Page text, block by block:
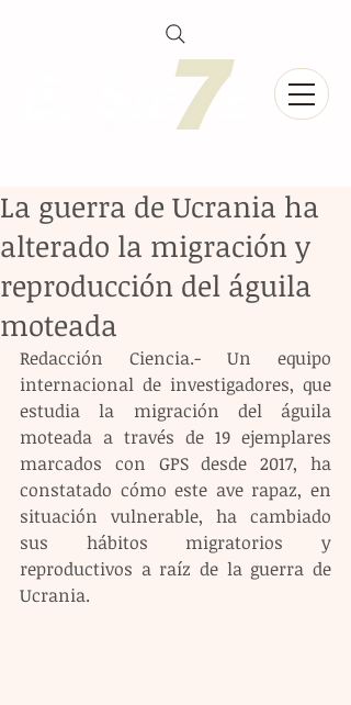
La guerra de Ucrania ha
alterado la migración y
reproducción del águila
moteada
Redacción Ciencia.- Un equipo
internacional de investigadores, que
estudia la migración del águila
moteada a través de 19 ejemplares
marcados con GPS desde 2017, ha
constatado cómo este ave rapaz, en
situación vulnerable, ha cambiado
sus hábitos migratorios y
reproductivos a raíz de la guerra de
Ucrania.